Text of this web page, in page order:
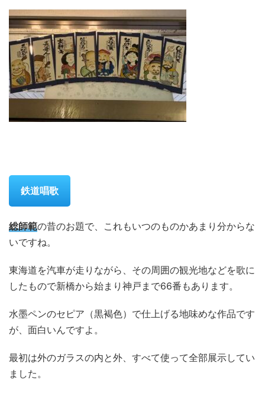
鉄道唱歌
総師範の昔のお題で、これもいつのものかあまり分からな
いですね。
東海道を汽車が走りながら、その周囲の観光地などを歌に
したもので新橋から始まり神戸まで66番もあります。
水墨ペンのセピア（黒褐色）で仕上げる地味めな作品です
が、面白いんですよ。
最初は外のガラスの内と外、すべて使って全部展示してい
ました。